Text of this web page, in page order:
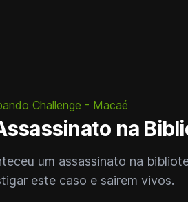
Challenge - Macaé
na
um assassinato na
este caso e sairem vivos.